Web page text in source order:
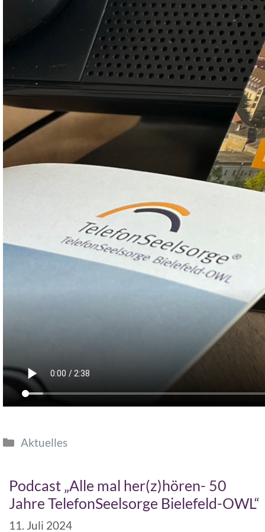
Aktuelles
Podcast „Alle mal her(z)hören- 50
Jahre TelefonSeelsorge Bielefeld-OWL“
11. Juli 2024